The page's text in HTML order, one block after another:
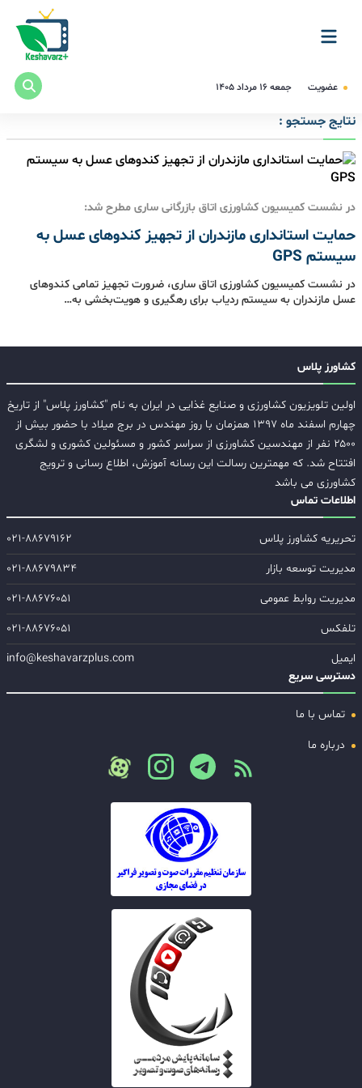
عضویت جمعه ۱۶ مرداد ۱۴۰۵
نتایج جستجو :
در نشست کمیسیون کشاورزی اتاق بازرگانی ساری مطرح شد:
حمایت استانداری مازندران از تجهیز کندوهای عسل به
سیستم GPS
در نشست کمیسیون کشاورزی اتاق ساری، ضرورت تجهیز تمامی کندوهای
عسل مازندران به سیستم ردیاب برای رهگیری و هویت‌بخشی به…
کشاورز پلاس
اولین تلویزیون کشاورزی و صنایع غذایی در ایران به نام "کشاورز پلاس" از تاریخ
چهارم اسفند ماه ۱۳۹۷ همزمان با روز مهندس در برج میلاد با حضور بیش از
۲۵۰۰ نفر از مهندسین کشاورزی از سراسر کشور و مسئولین کشوری و لشگری
افتتاح شد. که مهمترین رسالت این رسانه آموزش، اطلاع رسانی و ترویج
کشاورزی می باشد
اطلاعات تماس
تحریریه کشاورز پلاس
۰۲۱-۸۸۶۷۹۱۶۲
مدیریت توسعه بازار
۰۲۱-۸۸۶۷۹۸۳۴
مدیریت روابط عمومی
۰۲۱-۸۸۶۷۶۰۵۱
تلفکس
۰۲۱-۸۸۶۷۶۰۵۱
ایمیل
info@keshavarzplus.com
دسترسی سریع
تماس با ما
درباره ما